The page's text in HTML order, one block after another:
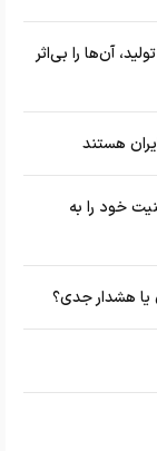
آن‌ها را بی‌اثر
هستند
خود را به
یا هشدار جدی؟